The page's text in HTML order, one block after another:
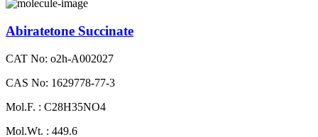
Abiratetone Succinate
CAT No: o2h-A002027
CAS No: 1629778-77-3
Mol.F. : C28H35NO4
Mol.Wt. : 449.6